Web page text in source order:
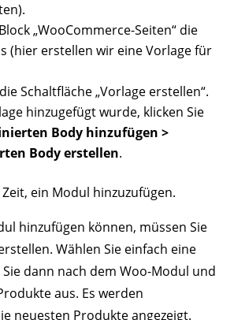
„WooCommerce-Seiten“ die
(hier erstellen wir eine Vorlage für
Schaltfläche „Vorlage erstellen“.
hinzugefügt wurde, klicken Sie
Body hinzufügen >
Body erstellen.
ein Modul hinzuzufügen.
hinzufügen können, müssen Sie
Wählen Sie einfach eine
Sie dann nach dem Woo-Modul und
aus. Es werden
neuesten Produkte angezeigt.